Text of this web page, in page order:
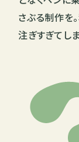
さぶる制作を。
注ぎすぎてし